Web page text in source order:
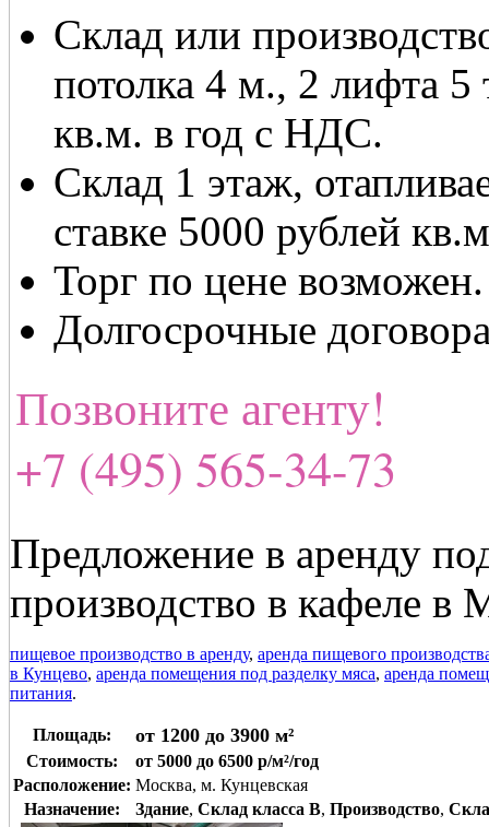
Склад или
потолка 4 м., 2 лифта 5
кв.м. в год с НДС.
Склад 1 этаж,
ставке 5000 рублей
Торг по цене
Долгосрочные
Позвоните агенту!
+7 (495) 565-34-73
Предложение в аренду
производство в кафеле в
пищевое производство в аренду, аренда пищевого
в Кунцево, аренда помещения под разделку мяса, аренда
питания.
Площадь: от 1200 до 3900 м²
Стоимость:
от 5000 до 6500 р/м²/год
Расположение: Москва, м. Кунцевская
Назначение:
Здание, Склад класса B, Производство,